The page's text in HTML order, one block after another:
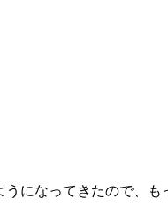
になってきたので、